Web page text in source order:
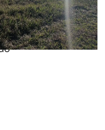
un micro